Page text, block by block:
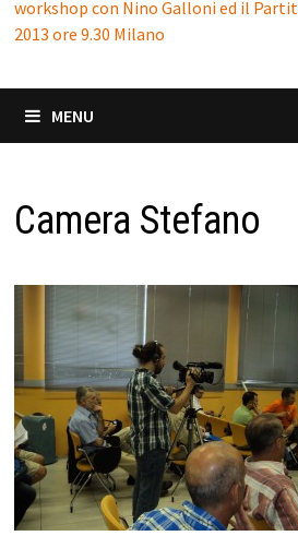
workshop con Nino Galloni ed il
2013 ore 9.30 Milano
MENU
Camera Stefano